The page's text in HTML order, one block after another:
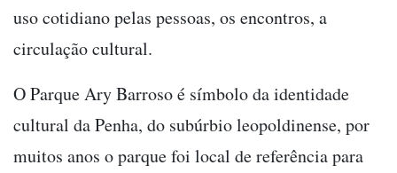
uso cotidiano pelas pessoas, os encontros, a
circulação cultural.
O Parque Ary Barroso é símbolo da identidade
cultural da Penha, do subúrbio leopoldinense, por
muitos anos o parque foi local de referência para